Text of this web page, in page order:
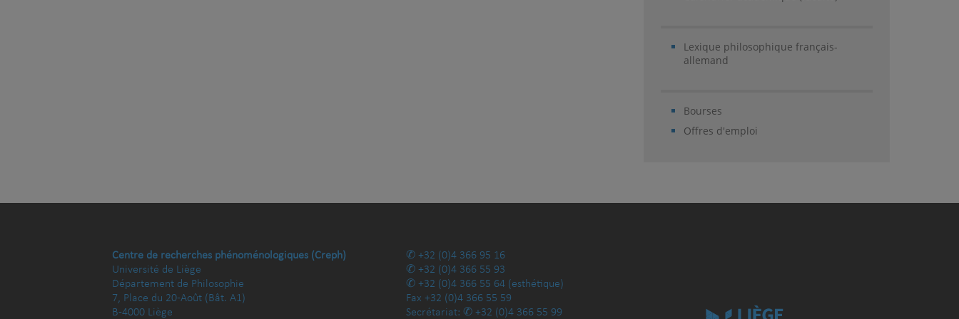
Lexique philosophique français-
allemand
Bourses
Offres d'emploi
Centre de recherches phénoménologiques (Creph)
Université de Liège
Département de Philosophie
7, Place du 20-Août (Bât. A1)
B-4000 Liège
+32 (0)4 366 95 16
+32 (0)4 366 55 93
+32 (0)4 366 55 64 (esthétique)
Fax +32 (0)4 366 55 59
Secrétariat:
+32 (0)4 366 55 99